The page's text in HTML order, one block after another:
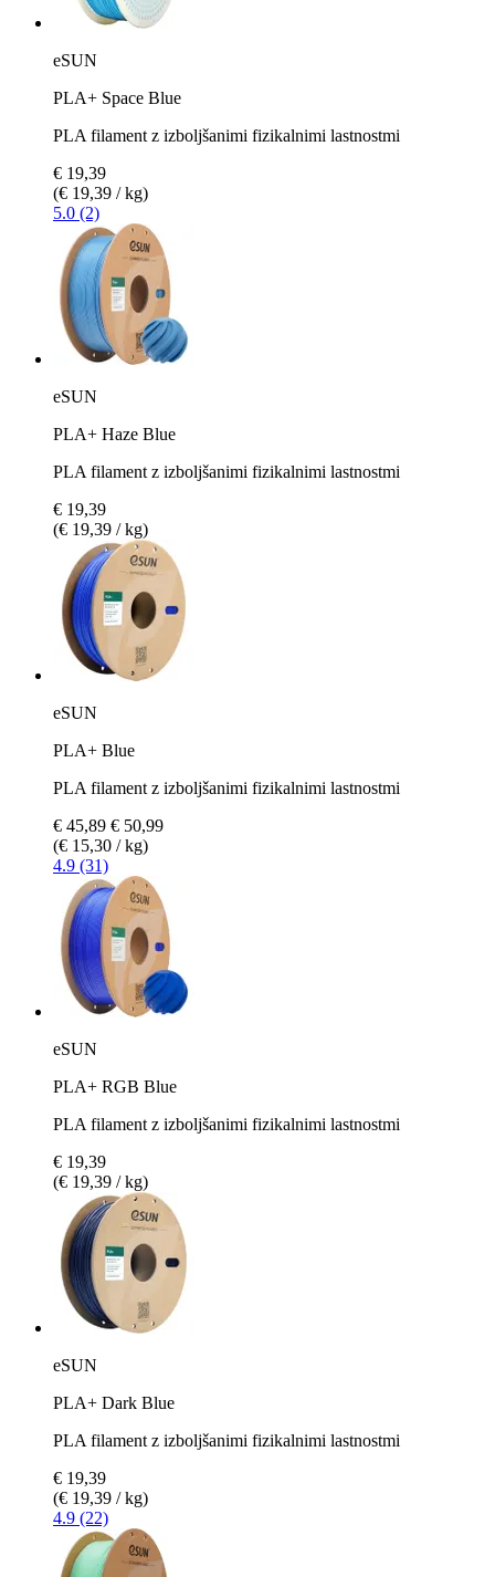
eSUN
PLA+ Space Blue
PLA filament z izboljšanimi fizikalnimi lastnostmi
€ 19,39
(€ 19,39 / kg)
5.0 (2)
eSUN
PLA+ Haze Blue
PLA filament z izboljšanimi fizikalnimi lastnostmi
€ 19,39
(€ 19,39 / kg)
eSUN
PLA+ Blue
PLA filament z izboljšanimi fizikalnimi lastnostmi
€ 45,89 € 50,99
(€ 15,30 / kg)
4.9 (31)
eSUN
PLA+ RGB Blue
PLA filament z izboljšanimi fizikalnimi lastnostmi
€ 19,39
(€ 19,39 / kg)
eSUN
PLA+ Dark Blue
PLA filament z izboljšanimi fizikalnimi lastnostmi
€ 19,39
(€ 19,39 / kg)
4.9 (22)